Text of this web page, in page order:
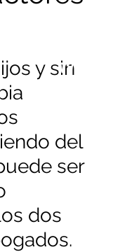
divorcio
y sin
del
ser
dos